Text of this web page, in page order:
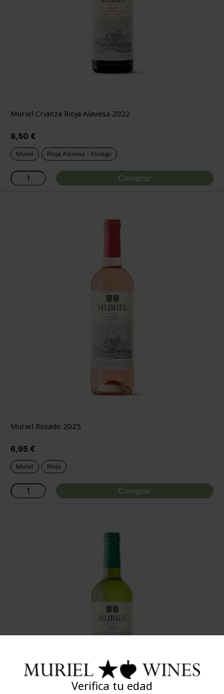
Muriel Crianza Rioja Alavesa 2022
Precio
8,50 €
Muriel Rioja Alavesa - Elciego
Comprar
Muriel Rosado 2025
Precio
6,95 €
Muriel Rioja
Comprar
Verifica tu edad